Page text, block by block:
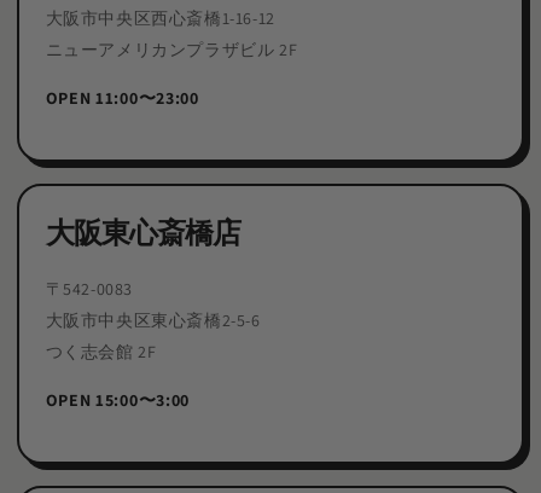
大阪市中央区西心斎橋1-16-12
ニューアメリカンプラザビル 2F
OPEN 11:00〜23:00
大阪東心斎橋店
〒542-0083
大阪市中央区東心斎橋2-5-6
つく志会館 2F
OPEN 15:00〜3:00